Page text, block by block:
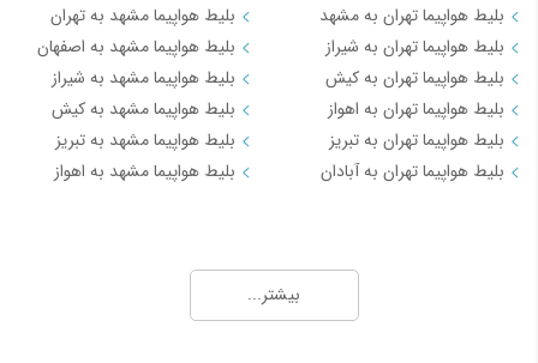
بلیط هواپیما تهران به مشهد
بلیط هواپیما تهران به شیراز
بلیط هواپیما تهران به کیش
بلیط هواپیما تهران به اهواز
بلیط هواپیما تهران به تبریز
بلیط هواپیما تهران به آبادان
بلیط هواپیما مشهد به تهران
بلیط هواپیما مشهد به اصفهان
بلیط هواپیما مشهد به شیراز
بلیط هواپیما مشهد به کیش
بلیط هواپیما مشهد به تبریز
بلیط هواپیما مشهد به اهواز
بلیط هواپیما کیش به تهران
بیشتر...